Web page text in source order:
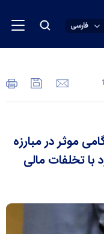
فارسی
موثر در مبارزه
با تخلفات مالی